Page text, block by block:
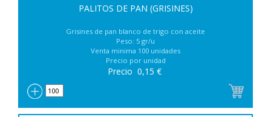
PALITOS DE PAN (GRISINES)
Grisines de pan blanco de trigo con aceite
Peso: 5 gr/u
Venta minima 100 unidades
Precio por unidad
Precio 0,15 €